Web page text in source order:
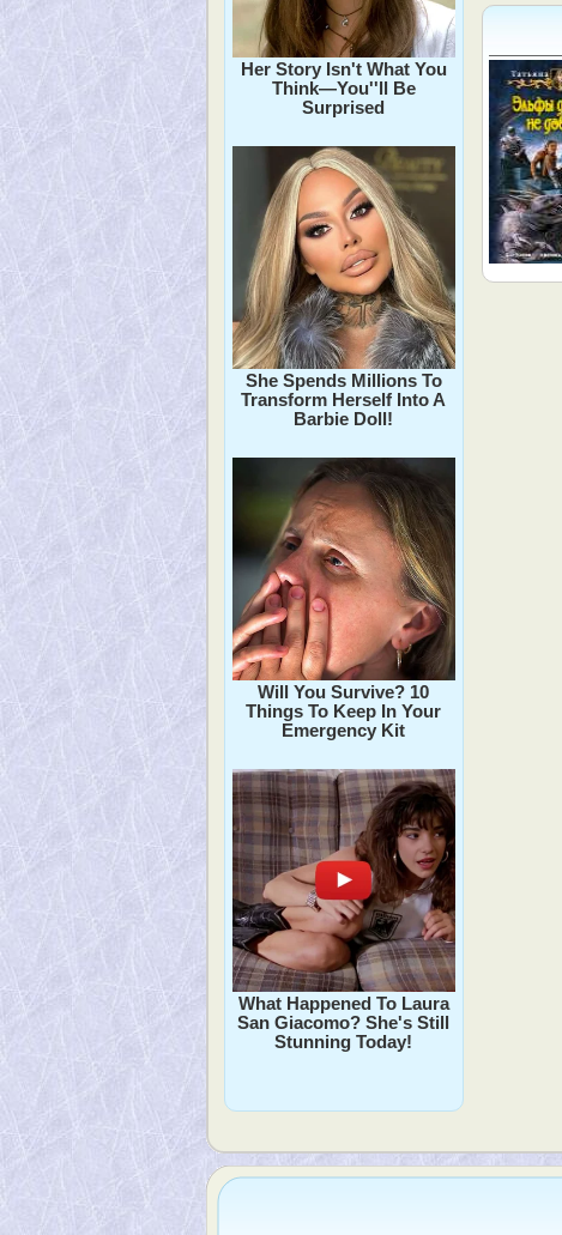
Her Story Isn't What You
Think—You''ll Be
Surprised
She Spends Millions To
Transform Herself Into A
Barbie Doll!
Will You Survive? 10
Things To Keep In Your
Emergency Kit
What Happened To Laura
San Giacomo? She's Still
Stunning Today!